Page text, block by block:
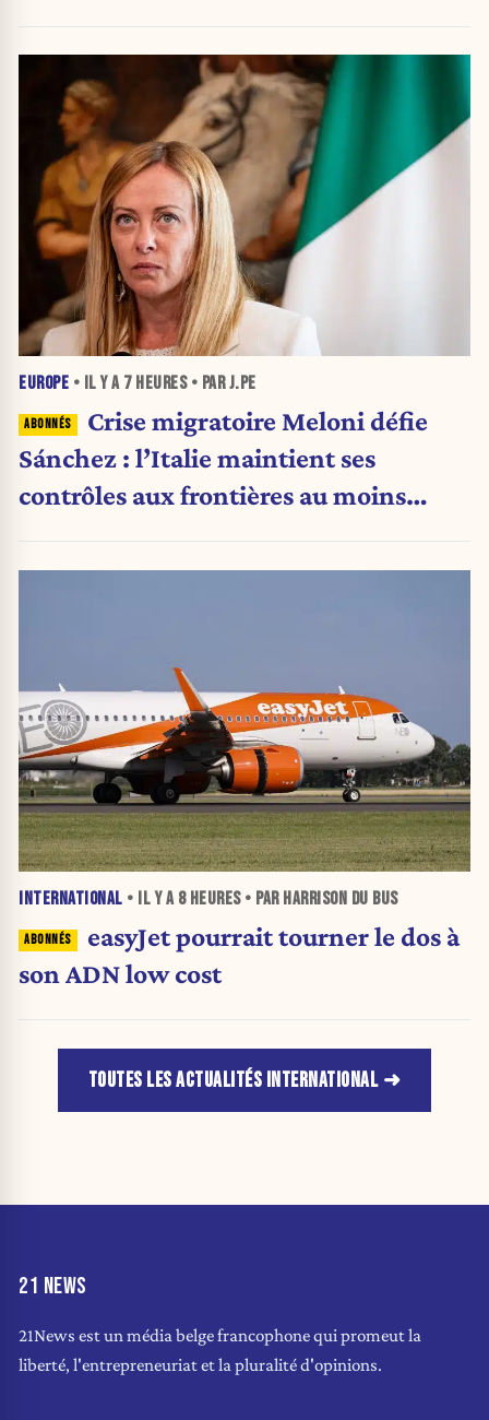
EUROPE • IL Y A 7 HEURES• PAR J.PE
Crise migratoire Meloni défie
Sánchez : l’Italie maintient ses
contrôles aux frontières au moins
INTERNATIONAL • IL Y A 8 HEURES• PAR HARRISON DU BUS
easyJet pourrait tourner le dos à
son ADN low cost
TOUTES LES ACTUALITÉS INTERNATIONAL
21 NEWS
21News est un média belge francophone qui promeut la
liberté, l'entrepreneuriat et la pluralité d'opinions.